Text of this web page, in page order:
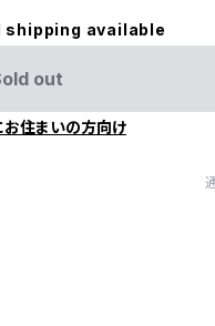
available
out
お住まいの方向け